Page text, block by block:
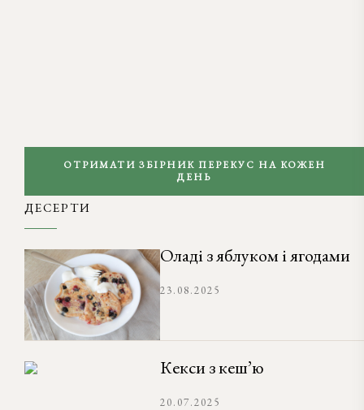
ОТРИМАТИ ЗБІРНИК ПЕРЕКУС НА КОЖЕН
ДЕНЬ
ДЕСЕРТИ
Оладі з яблуком і ягодами
23.08.2025
Кекси з кеш’ю
20.07.2025